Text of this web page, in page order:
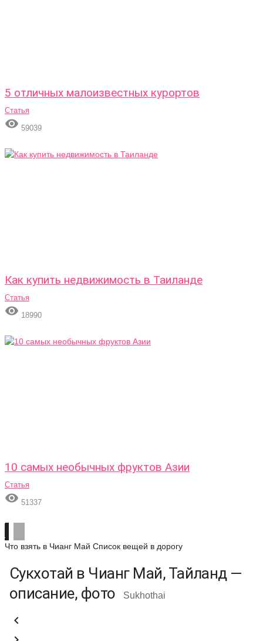
5 отличных малоизвестных курортов
Статья
 59039
Как купить недвижимость в Таиланде
Статья
 18990
10 самых необычных фруктов Азии
Статья
 51337
Что взять в Чианг Май Список вещей в дорогу
Сукхотай в Чианг Май, Тайланд —
описание, фото
Sukhothai
